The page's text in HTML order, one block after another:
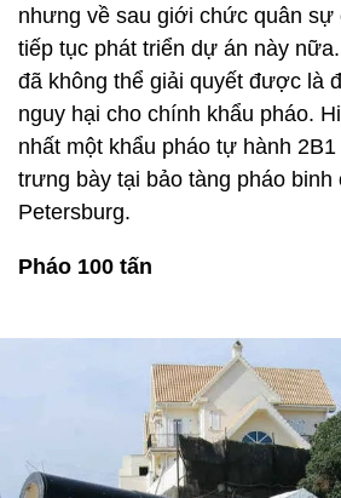
nhưng về sau giới chức quân sự
tiếp tục phát triển dự án này
đã không thể giải quyết được là
nguy hại cho chính khẩu pháo.
nhất một khẩu pháo tự hành
trưng bày tại bảo tàng pháo binh
Petersburg.
Pháo 100 tấn